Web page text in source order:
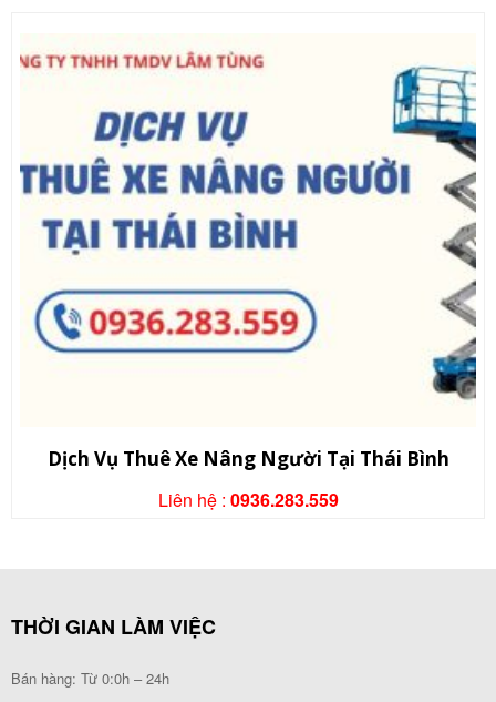
Dịch Vụ Thuê Xe Nâng Người Tại Thái Bình
Liên hệ : 0936.283.559
THỜI GIAN LÀM VIỆC
Bán hàng: Từ 0:0h – 24h